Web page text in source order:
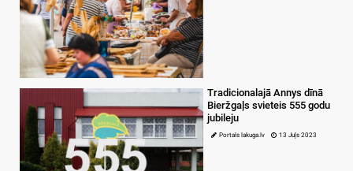
Tradicionalajā Annys dīnā
Bieržgaļs svieteis 555 godu
jubileju
Portals lakuga.lv 13 Juļs 2023